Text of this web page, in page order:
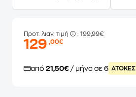
Προτ. λιαν. τιμή : 199,99€
129,00€
από 21,50€ / μήνα σε 6 ATOKEΣ